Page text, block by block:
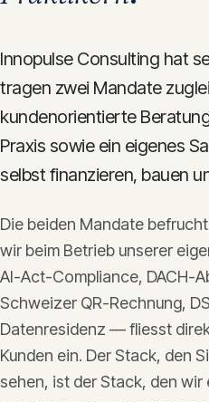
Innopulse Consulting hat
tragen zwei Mandate
kundenorientierte
Praxis sowie ein eigenes
selbst finanzieren, bauen
Die beiden Mandate
wir beim Betrieb unserer
AI-Act-Compliance, DACH-
Schweizer QR-Rechnung,
Datenresidenz — fliesst
Kunden ein. Der Stack, den
sehen, ist der Stack, den